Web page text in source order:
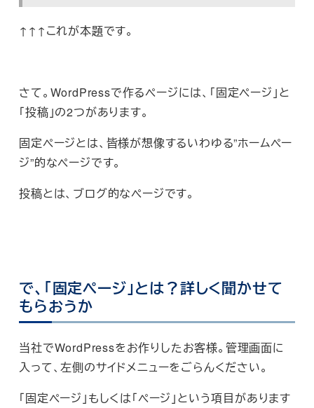
↑↑↑これが本題です。
さて。WordPressで作るページには、「固定ページ 」と
「投稿 」の2つがあります。
固定ページとは、皆様が想像するいわゆる”ホームペー
ジ”的なページです。
投稿とは、ブログ的なページです。
で、「固定ページ」とは？詳しく聞かせて
もらおうか
当社でWordPressをお作りしたお客様。管理画面に
入って、左側のサイドメニューをごらんください。
「固定ページ」もしくは「ページ」という項目があります